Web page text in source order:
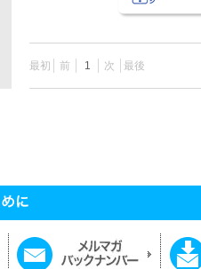
最初 前 1 次 最後